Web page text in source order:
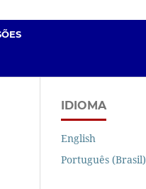
IDIOMA
English
Português (Brasil)